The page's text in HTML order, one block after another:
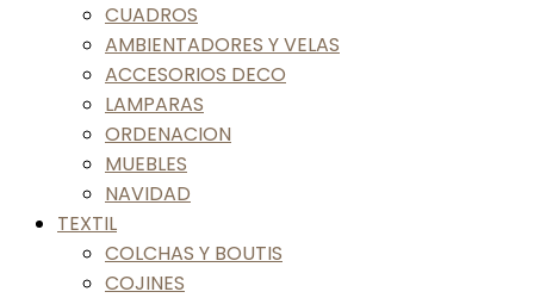
CUADROS
AMBIENTADORES Y VELAS
ACCESORIOS DECO
LAMPARAS
ORDENACION
MUEBLES
NAVIDAD
TEXTIL
COLCHAS Y BOUTIS
COJINES